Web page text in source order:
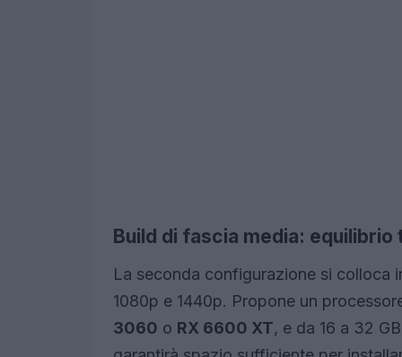
Build di fascia media:
La seconda configurazione si colloca
1080p e 1440p. Propone un
3060 o RX 6600 XT, e da 16 a 32